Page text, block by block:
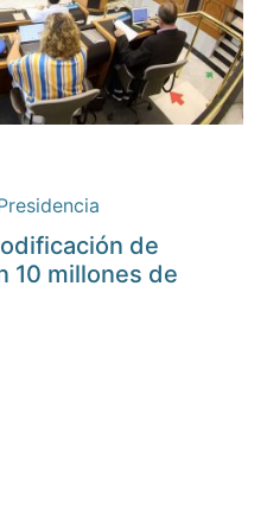
de
10 millones de